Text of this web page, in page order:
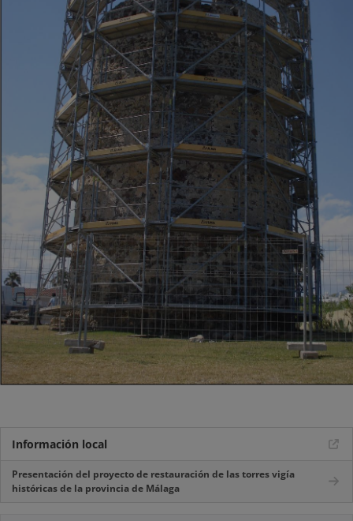
Información local
Presentación del proyecto de restauración de las torres vigía
históricas de la provincia de Málaga